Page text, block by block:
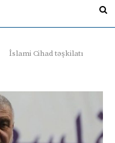
İslami Cihad təşkilatı